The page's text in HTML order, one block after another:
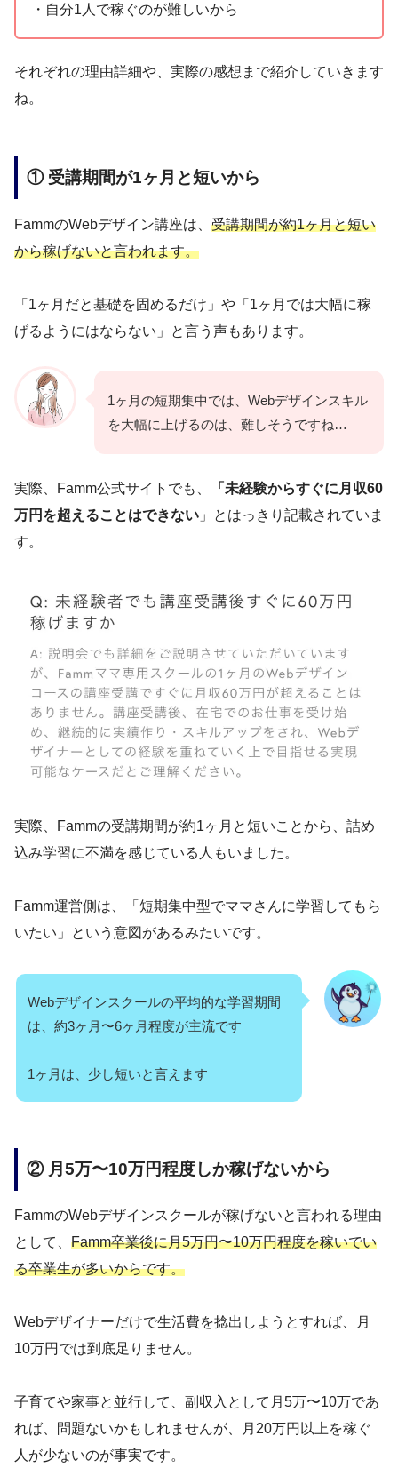
・自分1人で稼ぐのが難しいから
それぞれの理由詳細や、実際の感想まで紹介していきます
ね。
① 受講期間が1ヶ月と短いから
FammのWebデザイン講座は、 受講期間が約1ヶ月と短い
から稼げないと言われます。
「1ヶ月だと基礎を固めるだけ」や「1ヶ月では大幅に稼
げるようにはならない」と言う声もあります。
1ヶ月の短期集中では、Webデザインスキル
を大幅に上げるのは、難しそうですね…
実際、Famm公式サイトでも、
「未経験からすぐに月収60
万円を超えることはできない 」とはっきり記載されていま
す。
実際、Fammの受講期間が約1ヶ月と短いことから、詰め
込み学習に不満を感じている人もいました。
Famm運営側は、「短期集中型でママさんに学習してもら
いたい」という意図があるみたいです。
Webデザインスクールの平均的な学習期間
は、約3ヶ月〜6ヶ月程度が主流です
1ヶ月は、少し短いと言えます
② 月5万〜10万円程度しか稼げないから
FammのWebデザインスクールが稼げないと言われる理由
として、 Famm卒業後に月5万円〜10万円程度を稼いでい
る卒業生が多いからです。
Webデザイナーだけで生活費を捻出しようとすれば、月
10万円では到底足りません。
子育てや家事と並行して、副収入として月5万〜10万であ
れば、問題ないかもしれませんが、月20万円以上を稼ぐ
人が少ないのが事実です。